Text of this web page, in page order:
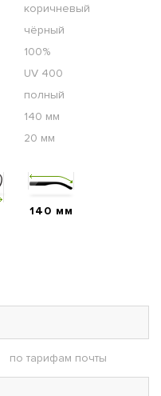
коричневый
чёрный
100%
UV 400
полный
140 мм
20 мм
140 мм
по тарифам почты